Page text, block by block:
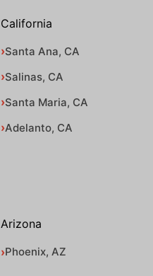
California
Santa Ana, CA
Salinas, CA
Santa Maria, CA
Adelanto, CA
Arizona
Phoenix, AZ